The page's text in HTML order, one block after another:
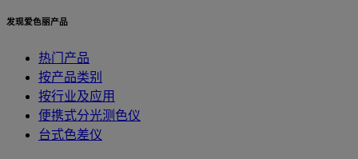
发现爱色丽产品
热门产品
按产品类别
按行业及应用
便携式分光测色仪
台式色差仪